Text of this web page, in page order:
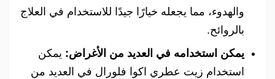
والهدوء، مما يجعله خيارًا جيدًا للاستخدام في العلاج
بالروائح.
يمكن استخدامه في العديد من الأغراض: يمكن
استخدام زيت عطري اكوا فلورال في العديد من